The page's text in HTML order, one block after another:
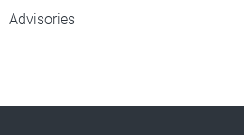
Advisories